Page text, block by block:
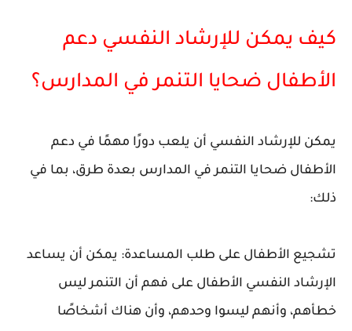
كيف يمكن للإرشاد النفسي دعم
الأطفال ضحايا التنمر في المدارس؟
يمكن للإرشاد النفسي أن يلعب دورًا مهمًا في دعم
الأطفال ضحايا التنمر في المدارس بعدة طرق، بما في
ذلك:
تشجيع الأطفال على طلب المساعدة: يمكن أن يساعد
الإرشاد النفسي الأطفال على فهم أن التنمر ليس
خطأهم، وأنهم ليسوا وحدهم، وأن هناك أشخاصًا